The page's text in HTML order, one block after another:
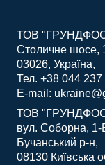
ТОВ
Столичне шосе,
03026, Україна
Тел. +38 044 237
E-mail:
ТОВ
вул. Соборна, 1-
Бучанський р-н
08130 Київська